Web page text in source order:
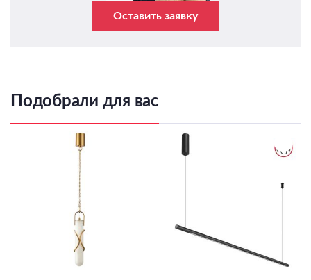
Оставить заявку
Подобрали для вас